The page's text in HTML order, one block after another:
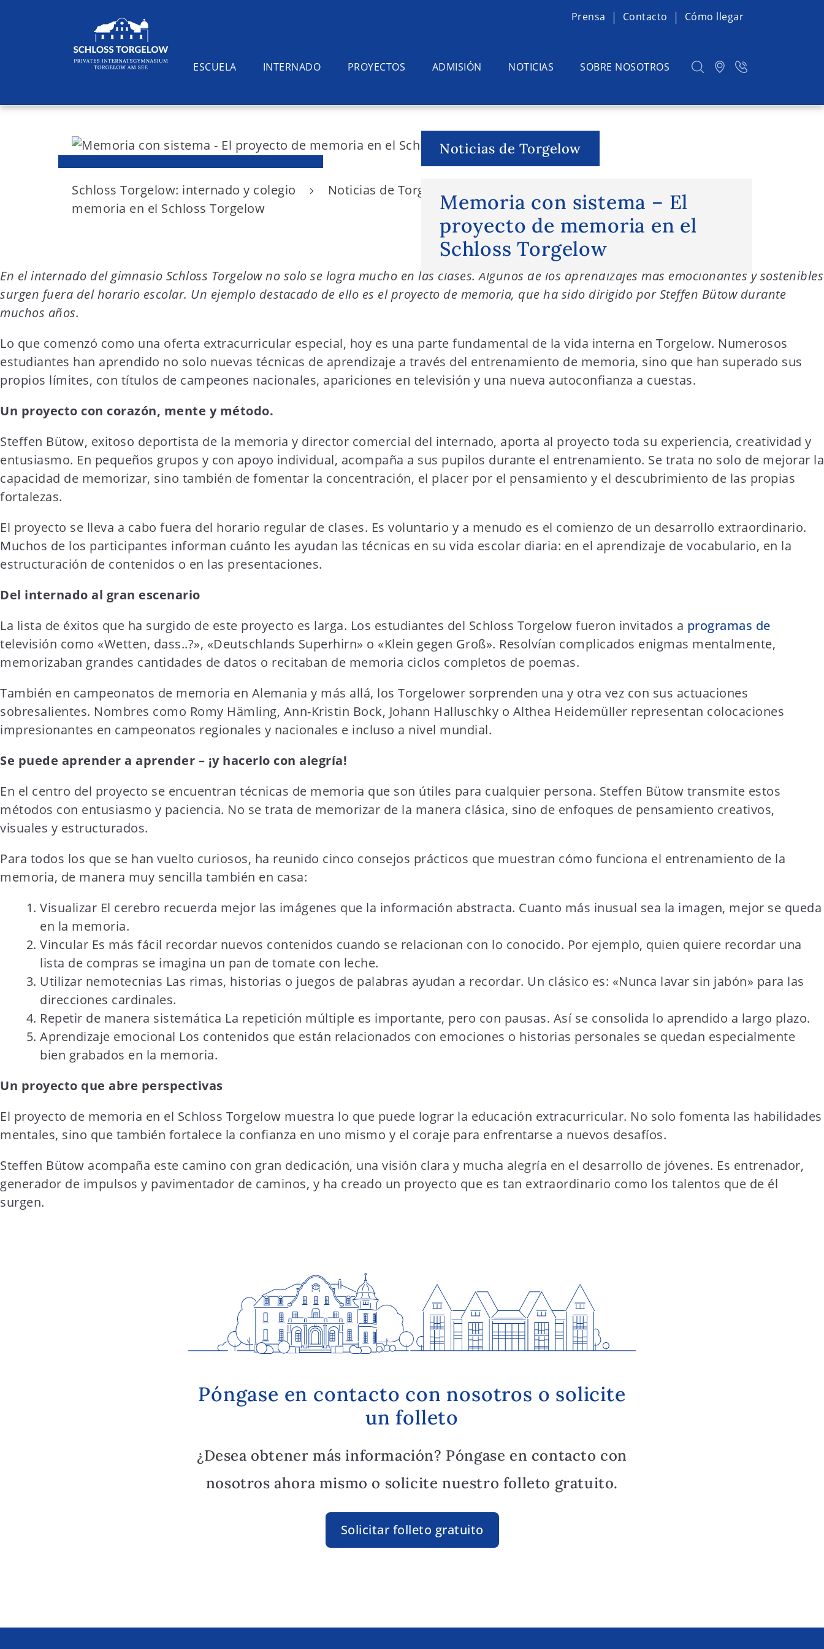
S
t
e
n
Prensa Contacto Cómo llegar
ESCUELA INTERNADO PROYECTOS ADMISIÓN NOTICIAS SOBRE NOSOTROS
Suchen
Noticias de Torgelow
Memoria con sistema – El
proyecto de memoria en el
Schloss Torgelow
Schloss Torgelow: internado y colegio Noticias de Torgelow
Memoria con sistema – El proyecto de
memoria en el Schloss Torgelow
En el internado del gimnasio Schloss Torgelow no solo se logra mucho en las clases. Algunos de los aprendizajes más emocionantes y sostenibles
surgen fuera del horario escolar. Un ejemplo destacado de ello es el proyecto de memoria, que ha sido dirigido por Steffen Bütow durante
muchos años.
Lo que comenzó como una oferta extracurricular especial, hoy es una parte fundamental de la vida interna en Torgelow. Numerosos
estudiantes han aprendido no solo nuevas técnicas de aprendizaje a través del entrenamiento de memoria, sino que han superado sus
propios límites, con títulos de campeones nacionales, apariciones en televisión y una nueva autoconfianza a cuestas.
Un proyecto con corazón, mente y método.
Steffen Bütow, exitoso deportista de la memoria y director comercial del internado, aporta al proyecto toda su experiencia, creatividad y
entusiasmo. En pequeños grupos y con apoyo individual, acompaña a sus pupilos durante el entrenamiento. Se trata no solo de mejorar la
capacidad de memorizar, sino también de fomentar la concentración, el placer por el pensamiento y el descubrimiento de las propias
fortalezas.
El proyecto se lleva a cabo fuera del horario regular de clases. Es voluntario y a menudo es el comienzo de un desarrollo extraordinario.
Muchos de los participantes informan cuánto les ayudan las técnicas en su vida escolar diaria: en el aprendizaje de vocabulario, en la
estructuración de contenidos o en las presentaciones.
Del internado al gran escenario
La lista de éxitos que ha surgido de este proyecto es larga. Los estudiantes del Schloss Torgelow fueron invitados a programas de
televisión como «Wetten, dass..?», «Deutschlands Superhirn» o «Klein gegen Groß». Resolvían complicados enigmas mentalmente,
memorizaban grandes cantidades de datos o recitaban de memoria ciclos completos de poemas.
También en campeonatos de memoria en Alemania y más allá, los Torgelower sorprenden una y otra vez con sus actuaciones
sobresalientes. Nombres como Romy Hämling, Ann-Kristin Bock, Johann Halluschky o Althea Heidemüller representan colocaciones
impresionantes en campeonatos regionales y nacionales e incluso a nivel mundial.
Se puede aprender a aprender – ¡y hacerlo con alegría!
En el centro del proyecto se encuentran técnicas de memoria que son útiles para cualquier persona. Steffen Bütow transmite estos
métodos con entusiasmo y paciencia. No se trata de memorizar de la manera clásica, sino de enfoques de pensamiento creativos,
visuales y estructurados.
Para todos los que se han vuelto curiosos, ha reunido cinco consejos prácticos que muestran cómo funciona el entrenamiento de la
memoria, de manera muy sencilla también en casa:
Visualizar El cerebro recuerda mejor las imágenes que la información abstracta. Cuanto más inusual sea la imagen, mejor se queda
en la memoria.
Vincular Es más fácil recordar nuevos contenidos cuando se relacionan con lo conocido. Por ejemplo, quien quiere recordar una
lista de compras se imagina un pan de tomate con leche.
Utilizar nemotecnias Las rimas, historias o juegos de palabras ayudan a recordar. Un clásico es: «Nunca lavar sin jabón» para las
direcciones cardinales.
Repetir de manera sistemática La repetición múltiple es importante, pero con pausas. Así se consolida lo aprendido a largo plazo.
Aprendizaje emocional Los contenidos que están relacionados con emociones o historias personales se quedan especialmente
bien grabados en la memoria.
Un proyecto que abre perspectivas
El proyecto de memoria en el Schloss Torgelow muestra lo que puede lograr la educación extracurricular. No solo fomenta las habilidades
mentales, sino que también fortalece la confianza en uno mismo y el coraje para enfrentarse a nuevos desafíos.
Steffen Bütow acompaña este camino con gran dedicación, una visión clara y mucha alegría en el desarrollo de jóvenes. Es entrenador,
generador de impulsos y pavimentador de caminos, y ha creado un proyecto que es tan extraordinario como los talentos que de él
surgen.
Póngase en contacto con nosotros o solicite
un folleto
¿Desea obtener más información? Póngase en contacto con
nosotros ahora mismo o solicite nuestro folleto gratuito.
Solicitar folleto gratuito